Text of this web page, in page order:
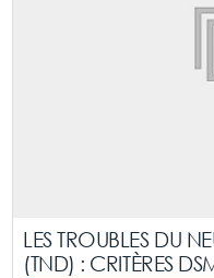
LES TROUBLES DU
(TND) : CRITÈRES